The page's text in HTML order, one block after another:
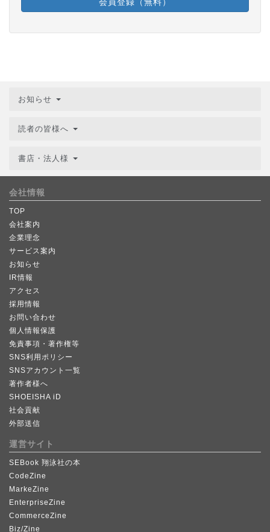
お知らせ
読者の皆様へ
書店・法人様
会社情報
TOP
会社案内
企業理念
サービス案内
お知らせ
IR情報
アクセス
採用情報
お問い合わせ
個人情報保護
免責事項・著作権等
SNS利用ポリシー
SNSアカウント一覧
著作者様へ
SHOEISHA iD
社会貢献
外部送信
運営サイト
SEBook 翔泳社の本
CodeZine
MarkeZine
EnterpriseZine
CommerceZine
Biz/Zine